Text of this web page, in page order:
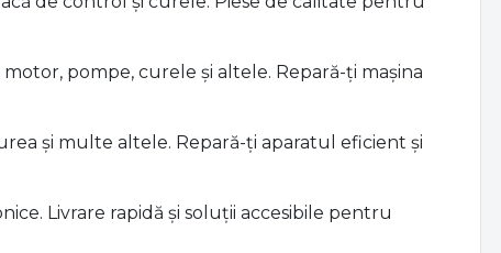
pompe, curele și altele. Repară-ți mașina
și multe altele. Repară-ți aparatul eficient și
Livrare rapidă și soluții accesibile pentru